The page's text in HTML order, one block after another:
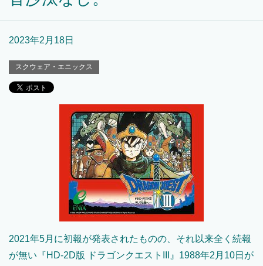
2023年2月18日
スクウェア・エニックス
2021年5月に初報が発表されたものの、それ以来全く続報
が無い『HD-2D版 ドラゴンクエストIII』1988年2月10日が